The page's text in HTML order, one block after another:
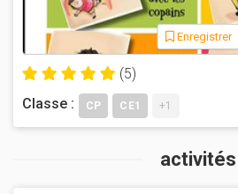
Enregistrer
(5)
Classe :
CP CE1 +1
activités